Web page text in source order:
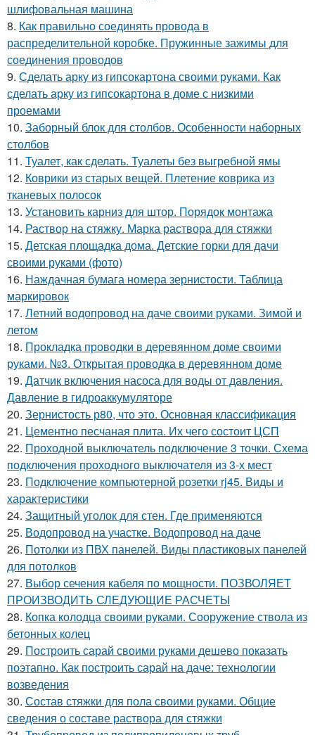
шлифовальная машина
8. Как правильно соединять провода в
распределительной коробке. Пружинные зажимы для
соединения проводов
9. Сделать арку из гипсокартона своими руками. Как
сделать арку из гипсокартона в доме с низкими
проемами
10. Заборный блок для столбов. Особенности наборных
столбов
11. Туалет, как сделать. Туалеты без выгребной ямы
12. Коврики из старых вещей. Плетение коврика из
тканевых полосок
13. Установить карниз для штор. Порядок монтажа
14. Раствор на стяжку. Марка раствора для стяжки
15. Детская площадка дома. Детские горки для дачи
своими руками (фото)
16. Наждачная бумага номера зернистости. Таблица
маркировок
17. Летний водопровод на даче своими руками. Зимой и
летом
18. Прокладка проводки в деревянном доме своими
руками. №3. Открытая проводка в деревянном доме
19. Датчик включения насоса для воды от давления.
Давление в гидроаккумуляторе
20. Зернистость р80, что это. Основная классификация
21. Цементно песчаная плита. Их чего состоит ЦСП
22. Проходной выключатель подключение 3 точки. Схема
подключения проходного выключателя из 3-х мест
23. Подключение компьютерной розетки rj45. Виды и
характеристики
24. Защитный уголок для стен. Где применяются
25. Водопровод на участке. Водопровод на даче
26. Потолки из ПВХ панелей. Виды пластиковых панелей
для потолков
27. Выбор сечения кабеля по мощности. ПОЗВОЛЯЕТ
ПРОИЗВОДИТЬ СЛЕДУЮЩИЕ РАСЧЕТЫ
28. Копка колодца своими руками. Сооружение ствола из
бетонных колец
29. Построить сарай своими руками дешево показать
поэтапно. Как построить сарай на даче: технологии
возведения
30. Состав стяжки для пола своими руками. Общие
сведения о составе раствора для стяжки